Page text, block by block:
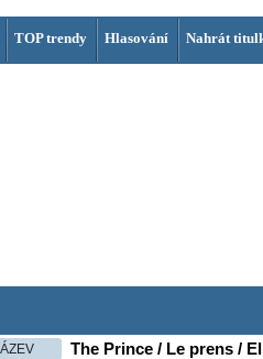
TOP trendy Hlasování Nahrát
The Prince / Le prens /